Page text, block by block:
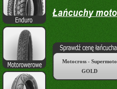
Motocross - Supermoto
GOLD